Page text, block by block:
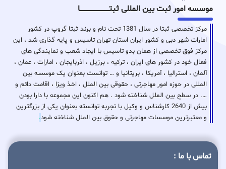
موسسه امور ثبت بین المللی ثبتـــــــــــــــــــــــــــــا
مرکز تخصصی ثبتا در سال 1381 تحت نام و برند ثبتا گروپ در کشور
امارات شهر دبی و کشور ایران استان تهران تاسیس و پایه گذاری شد ، این
مرکز فوق تخصصی از همان بدو تاسیس با ایجاد شعب و نمایندگی های
فعال خود در کشور های ایران ، ترکیه ، برزیل ، اذربایجان ، امارات ، عمان ،
آلمان ، استرالیا ، آمریکا ، بریتانیا و … توانست بعنوان یک موسسه بین
المللی در حوزه امور مهاجرتی ، حقوقی بین الملل ، اخذ ویزا ، اقامت دائم و
…. در سطح بین الملل شناخته شود . هم اکنون این مجموعه با دارا بودن
بیش از 2640 کارشناس و وکیل با تجربه توانسته بعنوان یکی از بزرگترین
و معتبرترین موسسات مهاجرتی و حقوق بین الملل شناخته شود.
تماس با ما :